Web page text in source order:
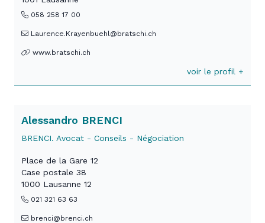
058 258 17 00
Laurence.Krayenbuehl@bratschi.ch
www.bratschi.ch
voir le profil +
Alessandro BRENCI
BRENCI. Avocat - Conseils - Négociation
Place de la Gare 12
Case postale 38
1000 Lausanne 12
021 321 63 63
brenci@brenci.ch